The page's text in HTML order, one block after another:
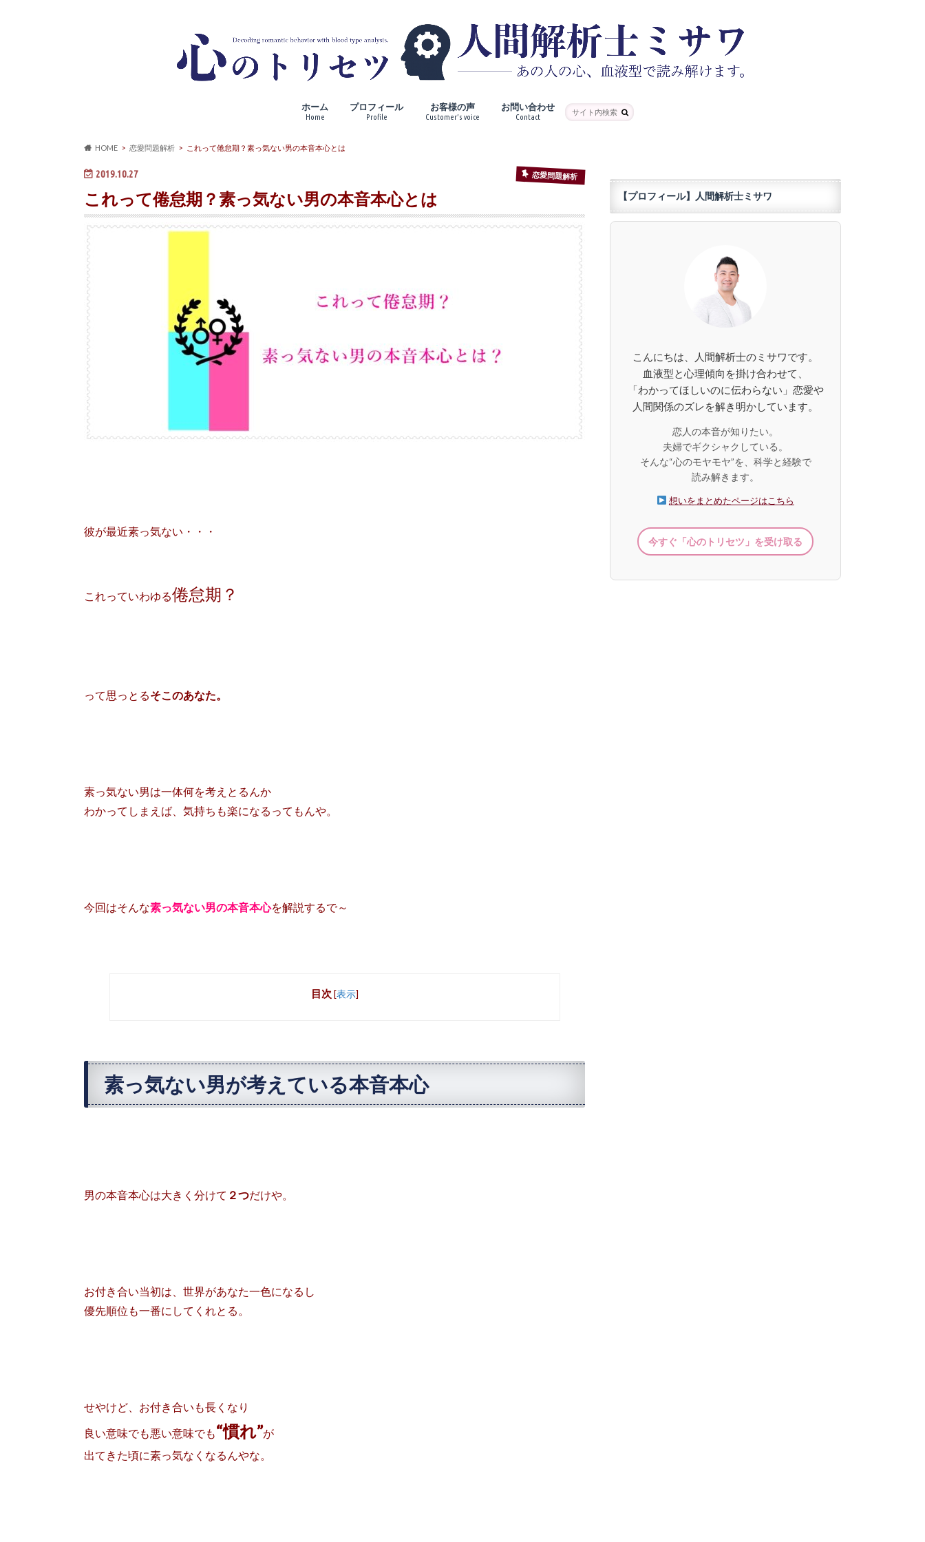
ホーム
Home
プロフィール
Profile
お客様の声
Customer’s voice
お問い合わせ
Contact
HOME 恋愛問題解析 これって倦怠期？素っ気ない男の本音本心とは
2019.10.27 恋愛問題解析
これって倦怠期？素っ気ない男の本音本心とは
彼が最近素っ気ない・・・
これっていわゆる倦怠期？
って思っとるそこのあなた。
素っ気ない男は一体何を考えとるんか
わかってしまえば、気持ちも楽になるってもんや。
今回はそんな素っ気ない男の本音本心を解説するで～
目次 [表示]
素っ気ない男が考えている本音本心
男の本音本心は大きく分けて ２つだけや。
お付き合い当初は、世界があなた一色になるし
優先順位も一番にしてくれとる。
せやけど、お付き合いも長くなり
良い意味でも悪い意味でも“慣れ”が
出てきた頃に素っ気なくなるんやな。
【プロフィール】人間解析士ミサワ
こんにちは、人間解析士のミサワです。
血液型と心理傾向を掛け合わせて、
「わかってほしいのに伝わらない」恋愛や
人間関係のズレを解き明かしています。
恋人の本音が知りたい。
夫婦でギクシャクしている。
そんな“心のモヤモヤ”を、科学と経験で
読み解きます。
想いをまとめたページはこちら
今すぐ「心のトリセツ」を受け取る